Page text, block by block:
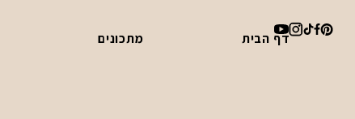
דף הבית מתכונים